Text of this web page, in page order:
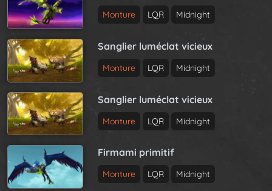
Monture LQR Midnight
Sanglier luméclat vicieux
Monture LQR Midnight
Sanglier luméclat vicieux
Monture LQR Midnight
Firmami primitif
Monture LQR Midnight